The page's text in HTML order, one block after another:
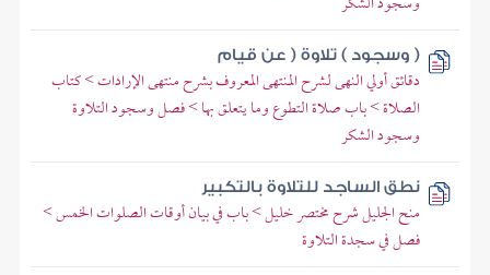
( وسجود ) تلاوة ( عن قيام
دقائق أولي النهى لشرح المنتهى المعروف بشرح منتهى الإرادات > كتاب
الصلاة > باب صلاة التطوع وما يتعلق بها > فصل وسجود التلاوة
وسجود الشكر
نطق الساجد للتلاوة بالتكبير
منح الجليل شرح مختصر خليل > باب في بيان أوقات الصلوات الخمس >
فصل في سجدة التلاوة